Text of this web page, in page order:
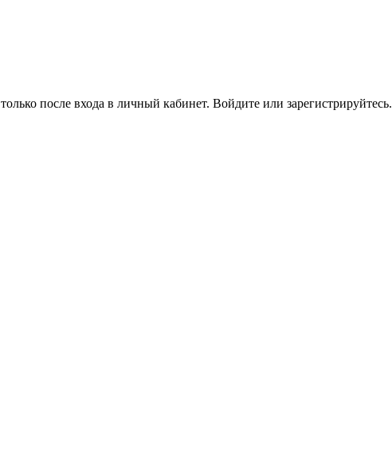
после входа в личный кабинет. Войдите или зарегистрируйтесь.